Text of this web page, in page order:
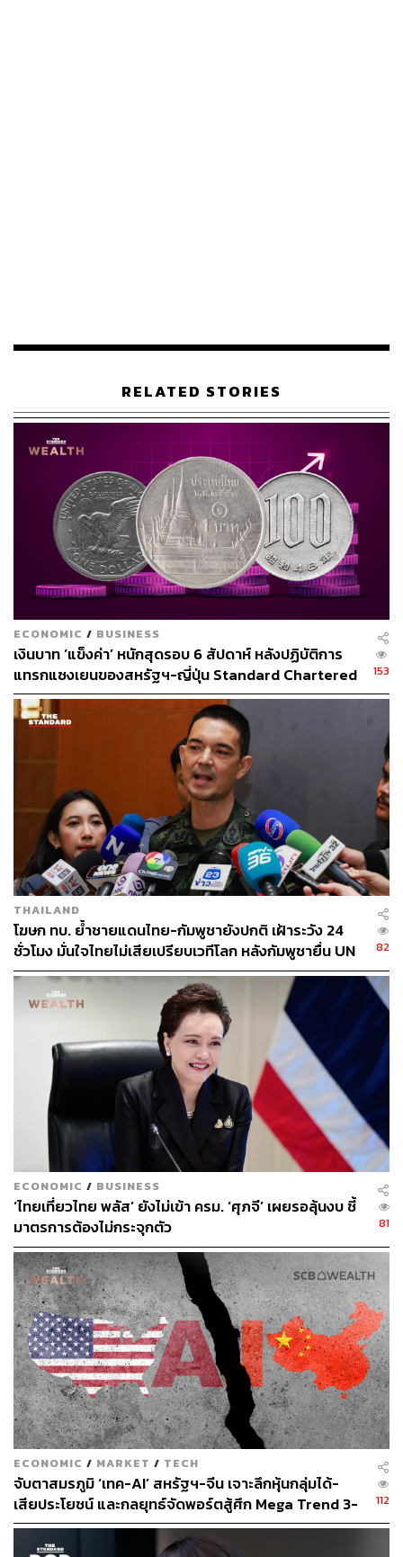
กัมพูชา
นักวิเคราะห์มองว่า แม้ เฉินจื้อ จะเคยมีความสัมพันธ์ใกล้ชิด
กับผู้มีอำนาจในกัมพูชา แต่เมื่อคดีความขยายวงกว้าง จน
กลายเป็น ‘คดีฉ้อโกงคริปโทที่ใหญ่ที่สุดในโลก’ เขาจึงกลาย
เป็นภาระ มากกว่าที่จะเป็นสินทรัพย์ การเพิกถอนสัญชาติ
และส่งตัวเขาออกไป คือ ‘การตัดวงจร’ ความเชื่อมโยง เพื่อ
ป้องกันไม่ให้การสืบสวนสาวมาถึงตัวละครสำคัญอื่นๆ ใน
กัมพูชา
(3) การกอบกู้ภาพลักษณ์ระดับนานาชาติ
ที่ผ่านมา กัมพูชาถูก UN และสื่อทั่วโลกจับตามองในฐานะ
ศูนย์กลางเครือข่ายการค้ามนุษย์และแก๊งคอลเซ็นเตอร์ การ
จับกุมตัวผู้บงการรายใหญ่อย่างเฉินจื้อคือ ‘การสร้างภาพ
ลักษณ์’ ให้โลกรู้ว่ากัมพูชาเริ่มเอาจริงกับการปราบปราม
อาชญากรรมเหล่านี้ แม้ว่าในทางปฏิบัติธุรกิจเหล่านี้จะยังคง
ครองสัดส่วนอย่างมากในเศรษฐกิจของกัมพูชาก็ตาม
อ้างอิง:
https://www.bbc.com/news/articles/cy4q8e88n2vo
https://www.nytimes.com/2026/01/07/nyregion/chen-
zhi-scam-arrest-bitcoin.html
https://www.reuters.com/world/china/cambodia-says-
chen-zhi-among-3-extradited-china-after-transnation
al-crime-probe-2026-01-07/
ฟอกเงิน
คริปโทเคอร์เรนซี
United Kingdom
Chen Zhi (Vincent)
USA
China
Cambodia
มาตรการคว่ำบาตร
แรงงานทาส
อาชญากรรมข้ามชาติ
291
ABOUT THE AUTHOR
ณรงค์กร มโนจันทร์เพ็ญ
Content Creator กองบรรณาธิการข่าว THE
STANDARD
RELATED STORIES
ECONOMIC / BUSINESS
เงินบาท ‘แข็งค่า’ หนักสุดรอบ 6 สัปดาห์ หลังปฏิบัติการ
แทรกแซงเยนของสหรัฐฯ-ญี่ปุ่น Standard Chartered
เปิดเป้าสิ้นปีนี้จ่อแข็งต่อแตะ 32.50 บาทต่อดอลลาร์
153
THAILAND
โฆษก ทบ. ย้ำชายแดนไทย-กัมพูชายังปกติ เฝ้าระวัง 24
ชั่วโมง มั่นใจไทยไม่เสียเปรียบเวทีโลก หลังกัมพูชายื่น UN
รับรอง MOU43
82
ECONOMIC / BUSINESS
‘ไทยเที่ยวไทย พลัส’ ยังไม่เข้า ครม. ‘ศุภจี’ เผยรอลุ้นงบ ชี้
มาตรการต้องไม่กระจุกตัว
81
ECONOMIC / MARKET / TECH
จับตาสมรภูมิ ‘เทค-AI’ สหรัฐฯ-จีน เจาะลึกหุ้นกลุ่มได้-
เสียประโยชน์ และกลยุทธ์จัดพอร์ตสู้ศึก Mega Trend 3-
5 ปีข้างหน้า
112